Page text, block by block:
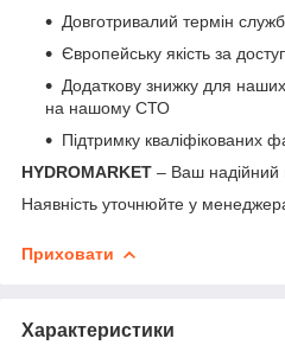
Довготривалий термін
Європейську якість за
Додаткову знижку для
на нашому СТО
Підтримку кваліфікованих
HYDROMARKET – Ваш надійний
Наявність уточнюйте у
Приховати
Характеристики